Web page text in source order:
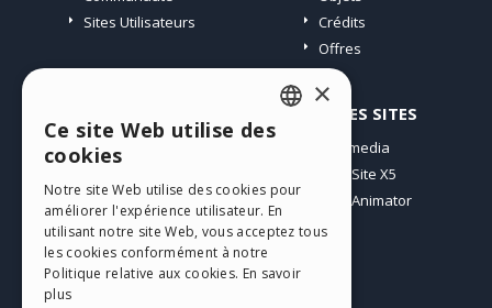
Sites Utilisateurs
Crédits
Offres
Mes Messages
Télécharger
Espace Web
Mes Crédits
AUTRES SITES
Incomedia
WebSite X5
WebAnimator
ENGLISH
GERMAN
SPANISH
×
Ce site Web utilise des
cookies
Notre site Web utilise des cookies pour
améliorer l'expérience utilisateur. En
utilisant notre site Web, vous acceptez tous
les cookies conformément à notre
Politique relative aux cookies. En savoir
plus